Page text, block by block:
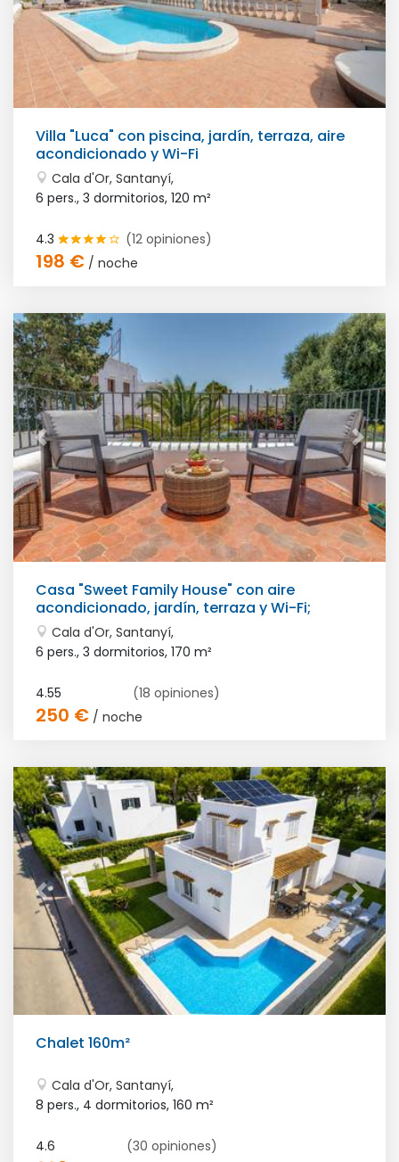
Villa "Luca" con piscina, jardín, terraza, aire
acondicionado y Wi-Fi
Cala d'Or, Santanyí,
6 pers., 3 dormitorios, 120 m²
4.3 (12 opiniones)
198 € / noche
Casa "Sweet Family House" con aire
acondicionado, jardín, terraza y Wi-Fi;
aparcamiento en la calle
Cala d'Or, Santanyí,
6 pers., 3 dormitorios, 170 m²
4.55 (18 opiniones)
250 € / noche
Chalet 160m²
Cala d'Or, Santanyí,
8 pers., 4 dormitorios, 160 m²
4.6 (30 opiniones)